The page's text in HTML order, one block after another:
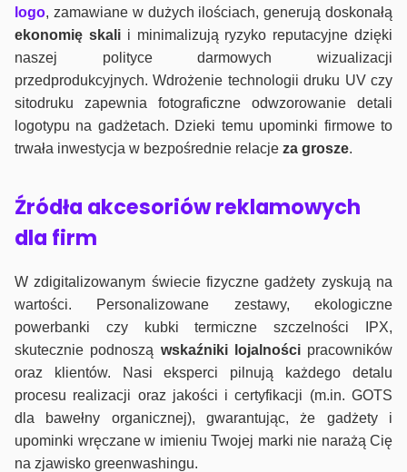
logo, zamawiane w dużych ilościach, generują doskonałą
ekonomię skalii minimalizują ryzyko reputacyjne dzięki
naszej polityce darmowych wizualizacji
przedprodukcyjnych. Wdrożenie technologii druku UV czy
sitodruku zapewnia fotograficzne odwzorowanie detali
logotypu na gadżetach. Dzieki temu upominki firmowe to
trwała inwestycja w bezpośrednie relacje za grosze.
Źródła akcesoriów reklamowych
dla firm
W zdigitalizowanym świecie fizyczne gadżety zyskują na
wartości. Personalizowane zestawy, ekologiczne
powerbanki czy kubki termiczne szczelności IPX,
skutecznie podnoszą wskaźniki lojalnościpracowników
oraz klientów. Nasi eksperci pilnują każdego detalu
procesu realizacji oraz jakości i certyfikacji (m.in. GOTS
dla bawełny organicznej), gwarantując, że gadżety i
upominki wręczane w imieniu Twojej marki nie narażą Cię
na zjawisko greenwashingu.